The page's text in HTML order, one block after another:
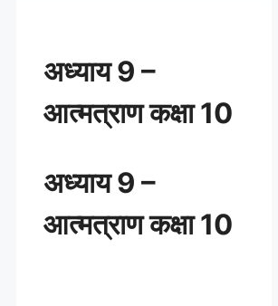
अध्याय 9 –
आत्मत्राण कक्षा 10
अध्याय 9 –
आत्मत्राण कक्षा 10